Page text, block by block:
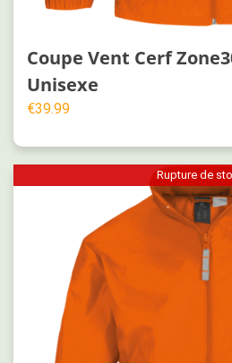
Coupe Vent Cerf
Unisexe
€39.99
Rupture de